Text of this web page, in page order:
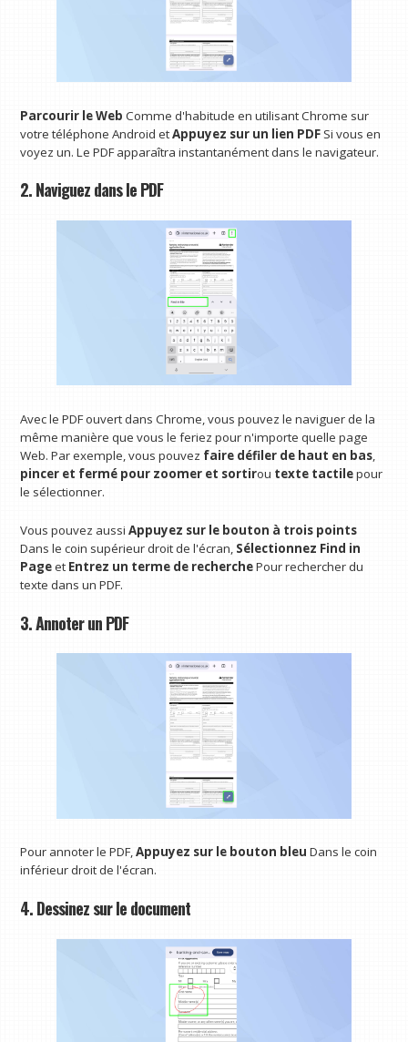
Parcourir le Web Comme d'habitude en utilisant Chrome sur
votre téléphone Android etAppuyez sur un lien PDF Si vous en
voyez un. Le PDF apparaîtra instantanément dans le navigateur.
2. Naviguez dans le PDF
Avec le PDF ouvert dans Chrome, vous pouvez le naviguer de la
même manière que vous le feriez pour n'importe quelle page
Web. Par exemple, vous pouvez faire défiler de haut en bas,
pincer et fermé pour zoomer et sortirou texte tactilepour
le sélectionner.
Vous pouvez aussiAppuyez sur le bouton à trois points
Dans le coin supérieur droit de l'écran, Sélectionnez Find in
Pageet Entrez un terme de recherchePour rechercher du
texte dans un PDF.
3. Annoter un PDF
Pour annoter le PDF,Appuyez sur le bouton bleu Dans le coin
inférieur droit de l'écran.
4. Dessinez sur le document